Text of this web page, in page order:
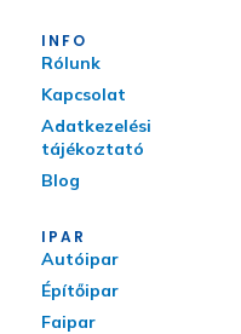
INFO
Rólunk
Kapcsolat
Adatkezelési
tájékoztató
Blog
IPAR
Autóipar
Építőipar
Faipar